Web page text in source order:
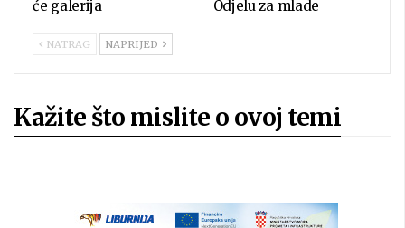
će galerija Odjelu za mlade
NATRAG NAPRIJED
Kažite što mislite o ovoj temi